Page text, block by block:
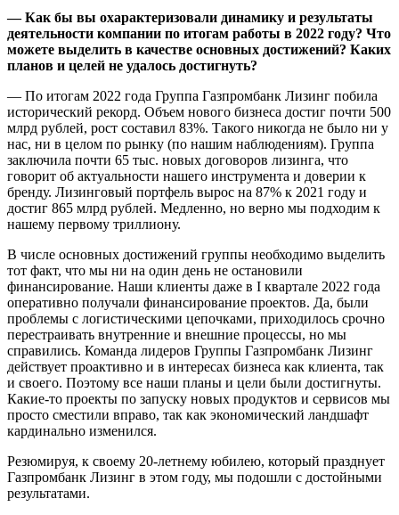
— Как бы вы охарактеризовали динамику и результаты
деятельности компании по итогам работы в 2022 году? Что
можете выделить в качестве основных достижений? Каких
планов и целей не удалось достигнуть?
— По итогам 2022 года Группа Газпромбанк Лизинг побила
исторический рекорд. Объем нового бизнеса достиг почти 500
млрд рублей, рост составил 83%. Такого никогда не было ни у
нас, ни в целом по рынку (по нашим наблюдениям). Группа
заключила почти 65 тыс. новых договоров лизинга, что
говорит об актуальности нашего инструмента и доверии к
бренду. Лизинговый портфель вырос на 87% к 2021 году и
достиг 865 млрд рублей. Медленно, но верно мы подходим к
нашему первому триллиону.
В числе основных достижений группы необходимо выделить
тот факт, что мы ни на один день не остановили
финансирование. Наши клиенты даже в I квартале 2022 года
оперативно получали финансирование проектов. Да, были
проблемы с логистическими цепочками, приходилось срочно
перестраивать внутренние и внешние процессы, но мы
справились. Команда лидеров Группы Газпромбанк Лизинг
действует проактивно и в интересах бизнеса как клиента, так
и своего. Поэтому все наши планы и цели были достигнуты.
Какие-то проекты по запуску новых продуктов и сервисов мы
просто сместили вправо, так как экономический ландшафт
кардинально изменился.
Резюмируя, к своему 20-летнему юбилею, который празднует
Газпромбанк Лизинг в этом году, мы подошли с достойными
результатами.